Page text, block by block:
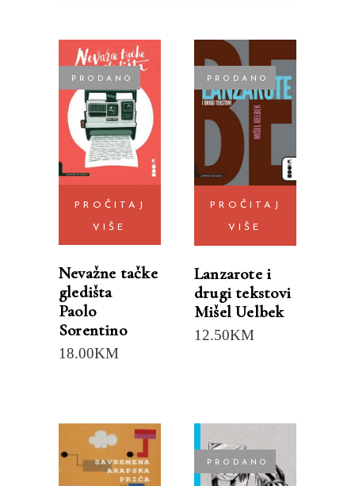
PRODANO
PROČITAJ
VIŠE
Nevažne tačke
gledišta
Paolo
Sorentino
18.00KM
PRODANO
PROČITAJ
VIŠE
Lanzarote i
drugi tekstovi
Mišel Uelbek
12.50KM
PRODANO